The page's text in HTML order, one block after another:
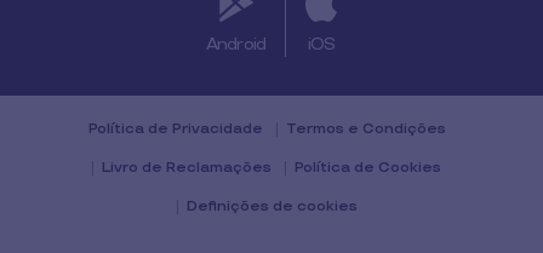
Android iOS
Política de Privacidade Termos e Condições
Livro de Reclamações Política de Cookies
Definições de cookies